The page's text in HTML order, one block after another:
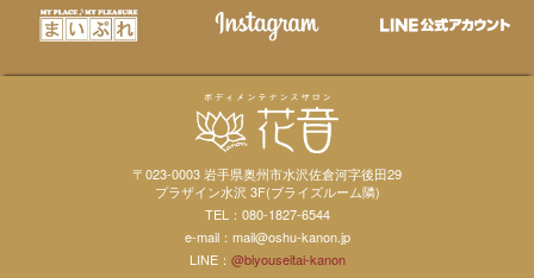
〒023-0003 岩手県奥州市水沢佐倉河字後田29
プラザイン水沢 3F(ブライズルーム隣)
TEL：080-1827-6544
e-mail：mail@oshu-kanon.jp
LINE： @biyouseitai-kanon